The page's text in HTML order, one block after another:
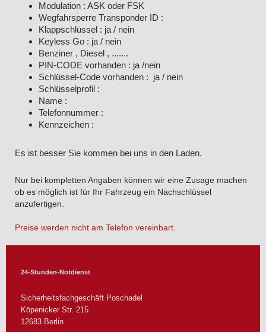
Modulation : ASK oder FSK
Wegfahrsperre Transponder ID :
Klappschlüssel : ja / nein
Keyless Go : ja / nein
Benziner , Diesel , .......
PIN-CODE vorhanden : ja /nein
Schlüssel-Code vorhanden : ja / nein
Schlüsselprofil :
Name :
Telefonnummer :
Kennzeichen :
Es ist besser Sie kommen bei uns in den Laden.
Nur bei kompletten Angaben können wir eine Zusage machen
ob es möglich ist für Ihr Fahrzeug ein Nachschlüssel
anzufertigen.
Preise werden nicht am Telefon vereinbart.
24-Stunden-Notdienst
Sicherheitsfachgeschäft Poschadel
Köpenicker Str. 215
12683 Berlin